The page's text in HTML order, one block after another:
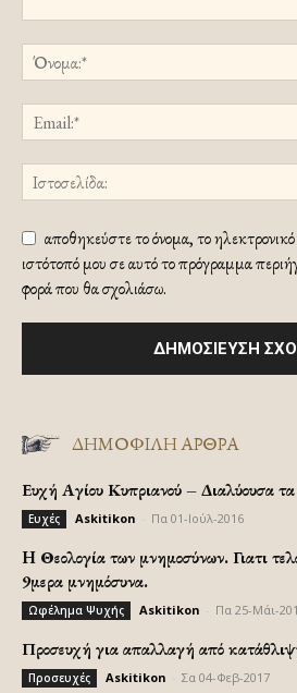
αποθηκεύστε το όνομα, το ηλεκτρονικό
ιστότοπό μου σε αυτό το πρόγραμμα
φορά που θα σχολιάσω.
ΔΗΜΟΦΙΛΗ ΑΡΘΡΑ
Ευχή Αγίου Κυπριανού – Διαλύουσα
Ευχές Askitikon Πα 01-Ιούλ-2016
H Θεολογία των μνημοσύνων. Γιατι
9μερα μνημόσυνα.
Ωφέλημα Ψυχής Askitikon Πα 25-Μάι-
Προσευχή για απαλλαγή από
Προσευχές Askitikon Σα 04-Φεβ-2017